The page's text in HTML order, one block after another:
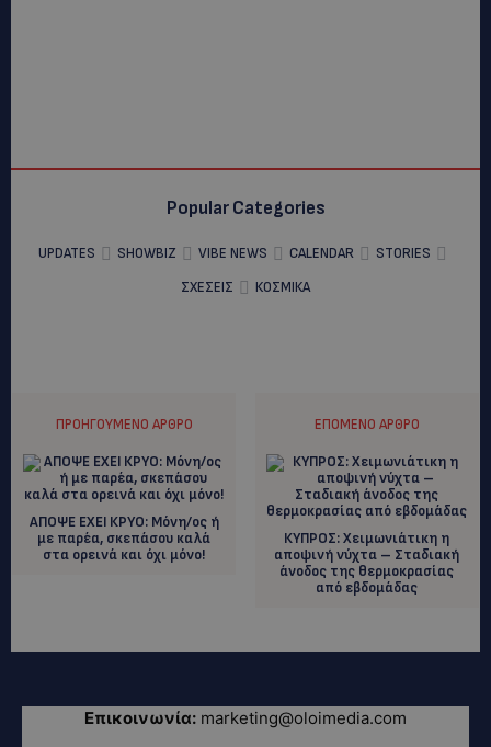
Popular Categories
UPDATES SHOWBIZ VIBE NEWS CALENDAR
STORIES
ΣΧΕΣΕΙΣ
ΚΟΣΜΙΚΑ
ΠΡΟΗΓΟΎΜΕΝΟ ΆΡΘΡΟ
ΑΠΟΨΕ ΕΧΕΙ ΚΡΥΟ: Μόνη/ος ή
με παρέα, σκεπάσου καλά
στα ορεινά και όχι μόνο!
ΕΠΌΜΕΝΟ ΆΡΘΡΟ
ΚΥΠΡΟΣ: Χειμωνιάτικη η
αποψινή νύχτα – Σταδιακή
άνοδος της θερμοκρασίας
από εβδομάδας
Επικοινωνία: marketing@oloimedia.com